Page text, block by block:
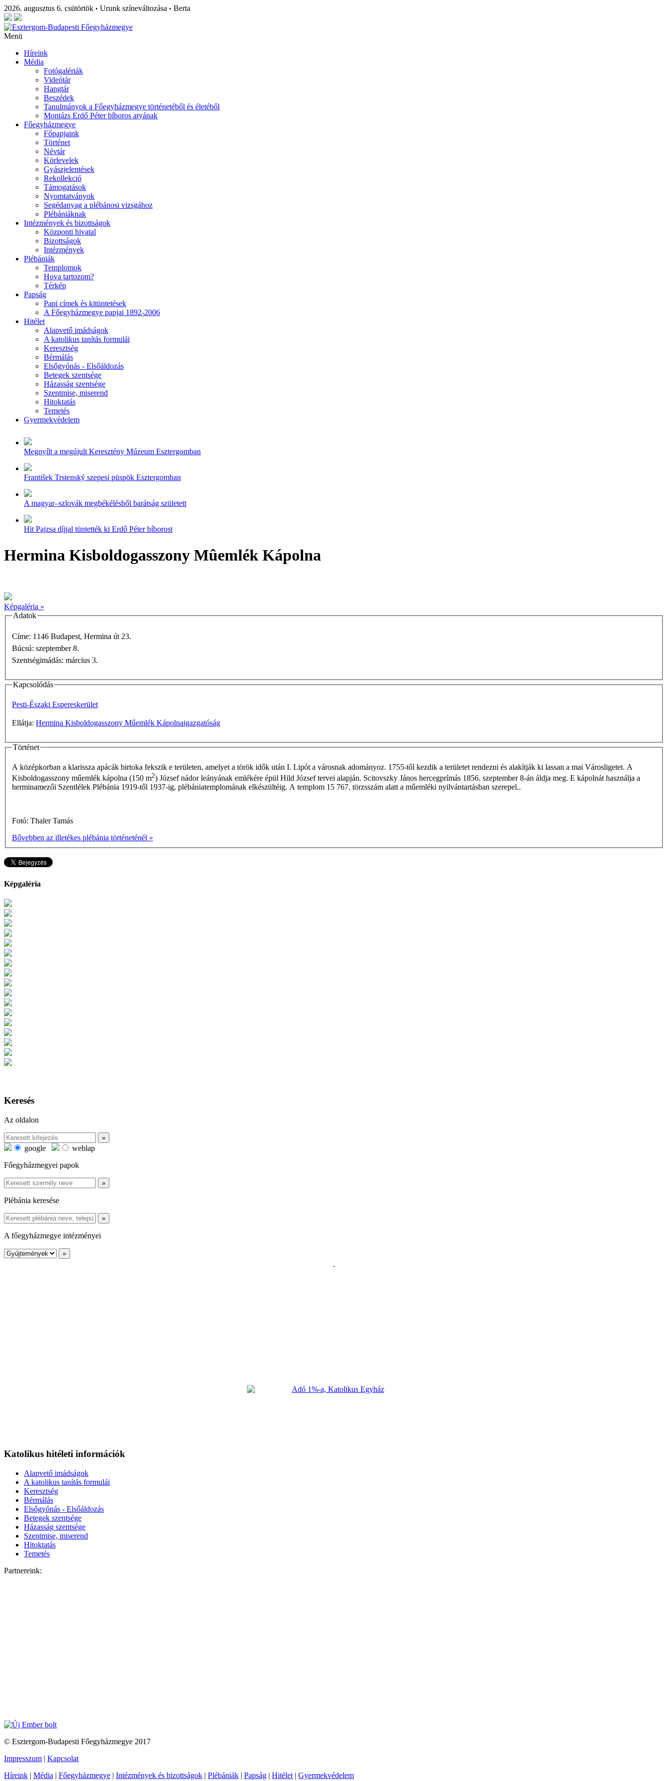
2026. augusztus 6. csütörtök • Urunk színeváltozása • Berta
Menü
Híreink
Média
Fotógalériák
Videótár
Hangtár
Beszédek
Tanulmányok a Főegyházmegye történetéből és életéből
Montázs Erdő Péter bíboros atyának
Főegyházmegye
Főpapjaink
Történet
Névtár
Körlevelek
Gyászjelentések
Rekollekció
Támogatások
Nyomtatványok
Segédanyag a plébánosi vizsgához
Plébániáknak
Intézmények és bizottságok
Központi hivatal
Bizottságok
Intézmények
Plébániák
Templomok
Hova tartozom?
Térkép
Papság
Papi címek és kitüntetések
A Főegyházmegye papjai 1892-2006
Hitélet
Alapvető imádságok
A katolikus tanítás formulái
Keresztség
Bérmálás
Elsőgyónás - Elsőáldozás
Betegek szentsége
Házasság szentsége
Szentmise, miserend
Hitoktatás
Temetés
Gyermekvédelem
Megnyílt a megújult Keresztény Múzeum Esztergomban
František Trstenský szepesi püspök Esztergomban
A magyar–szlovák megbékélésből barátság született
Hit Pajzsa díjjal tüntették ki Erdő Péter bíborost
Hermina Kisboldogasszony Mûemlék Kápolna
Képgaléria »
Adatok
Címe: 1146 Budapest, Hermina út 23.
Búcsú: szeptember 8.
Szentségimádás: március 3.
Kapcsolódás
Pesti-Északi Espereskerület
Ellátja: Hermina Kisboldogasszony Műemlék Kápolnaigazgatóság
Történet
A középkorban a klarissza apácák birtoka fekszik e területen, amelyet a török idők után I. Lipót a városnak adományoz. 1755-től kezdik a területet rendezni és alakítják ki lassan a mai Városligetet. A
Kisboldogasszony műemlék kápolna (150 m2) József nádor leányának emlékére épül Hild József tervei alapján. Scitovszky János hercegprímás 1856. szeptember 8-án áldja meg. E kápolnát használja a
herminamezői Szentlélek Plébánia 1919-től 1937-ig, plébániatemplomának elkészültéig. A templom 15 767. törzsszám alatt a műemléki nyilvántartásban szerepel..
Fotó: Thaler Tamás
Bővebben az illetékes plébánia történeténél »
Képgaléria
Keresés
Az oldalon
google
weblap
Főegyházmegyei papok
Plébánia keresése
A főegyházmegye intézményei
Katolikus hitéleti információk
Alapvető imádságok
A katolikus tanítás formulái
Keresztség
Bérmálás
Elsőgyónás - Elsőáldozás
Betegek szentsége
Házasság szentsége
Szentmise, miserend
Hitoktatás
Temetés
Partnereink:
© Esztergom-Budapesti Főegyházmegye 2017
Impresszum | Kapcsolat
Híreink | Média | Főegyházmegye | Intézmények és bizottságok | Plébániák | Papság | Hitélet | Gyermekvédelem